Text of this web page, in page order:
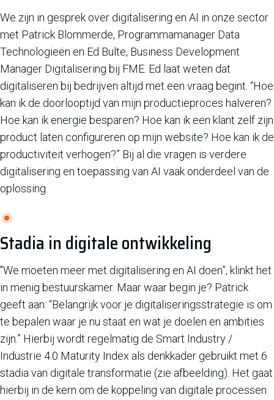
We zijn in gesprek over digitalisering en AI in onze sector
met Patrick Blommerde, Programmamanager Data
Technologieën en Ed Bulte, Business Development
Manager Digitalisering bij FME. Ed laat weten dat
digitaliseren bij bedrijven altijd met een vraag begint. “Hoe
kan ik de doorlooptijd van mijn productieproces halveren?
Hoe kan ik energie besparen? Hoe kan ik een klant zelf zijn
product laten configureren op mijn website? Hoe kan ik de
productiviteit verhogen?” Bij al die vragen is verdere
digitalisering en toepassing van AI vaak onderdeel van de
oplossing.
Stadia in digitale ontwikkeling
"We moeten meer met digitalisering en AI doen”, klinkt het
in menig bestuurskamer. Maar waar begin je? Patrick
geeft aan: “Belangrijk voor je digitaliseringsstrategie is om
te bepalen waar je nu staat en wat je doelen en ambities
zijn.” Hierbij wordt regelmatig de Smart Industry /
Industrie 4.0 Maturity Index als denkkader gebruikt met 6
stadia van digitale transformatie (zie afbeelding). Het gaat
hierbij in de kern om de koppeling van digitale processen